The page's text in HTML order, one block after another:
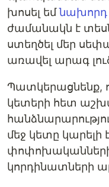
խոսել եմնախորդ
ժամանակն է
ստեղծել մեր
առավել արագ
Պատկերացնենք,
կետերի հետ
մեջ կետը կարելի
փոփոխականների
կորդինատների